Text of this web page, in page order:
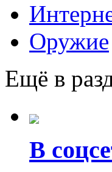
Оружие
Ещё в
В